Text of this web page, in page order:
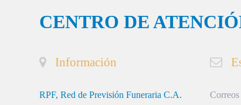
CENTRO DE
Información
RPF, Red de Previsión Funeraria C.A.